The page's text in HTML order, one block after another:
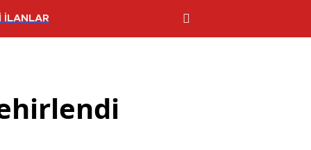
İLANLAR